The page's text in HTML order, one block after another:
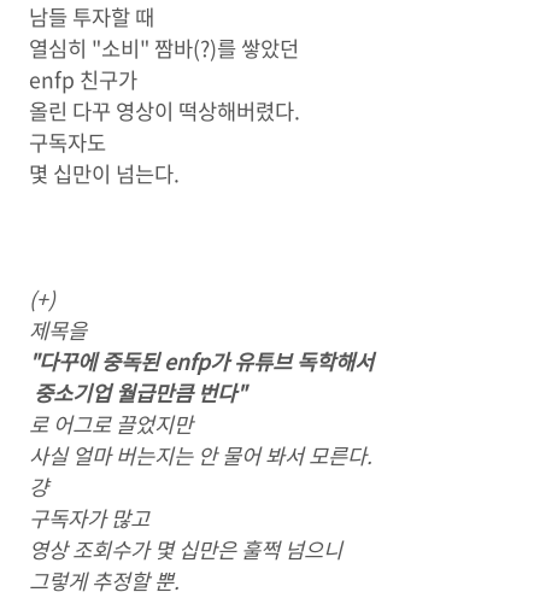
남들 투자할 때
열심히 "소비" 짬바(?)를 쌓았던
enfp 친구가
올린 다꾸 영상이 떡상해버렸다.
구독자도
몇 십만이 넘는다.
(+)
제목을
"다꾸에 중독된 enfp가 유튜브 독학해서
중소기업 월급만큼 번다"
로 어그로 끌었지만
사실 얼마 버는지는 안 물어 봐서 모른다.
걍
구독자가 많고
영상 조회수가 몇 십만은 훌쩍 넘으니
그렇게 추정할 뿐.